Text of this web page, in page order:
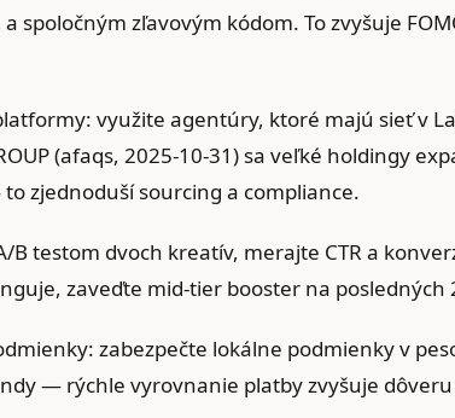
spoločným zľavovým kódom. To zvyšuje
využite agentúry, ktoré majú sieť v
(afaqs, 2025‑10‑31) sa veľké holdingy
zjednoduší sourcing a compliance.
B testom dvoch kreatív, merajte CTR a
zaveďte mid‑tier booster na
zabezpečte lokálne podmienky v
— rýchle vyrovnanie platby zvyšuje